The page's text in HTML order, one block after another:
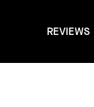
REVIEWS